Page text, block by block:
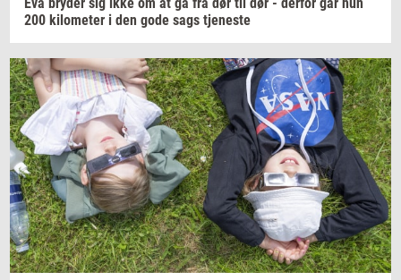
Eva bry­der sig ikke om at gå fra dør til dør - der­for går hun
200 ki­lo­me­ter i den gode sags tje­ne­ste